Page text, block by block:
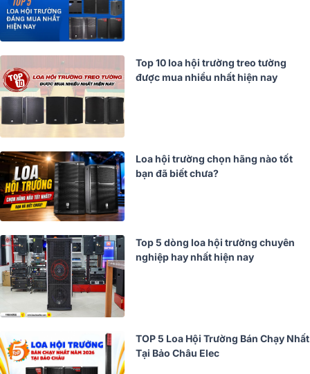
Top 10 loa hội trường treo tường
được mua nhiều nhất hiện nay
Loa hội trường chọn hãng nào tốt
bạn đã biết chưa?
Top 5 dòng loa hội trường chuyên
nghiệp hay nhất hiện nay
TOP 5 Loa Hội Trường Bán Chạy Nhất
Tại Bảo Châu Elec